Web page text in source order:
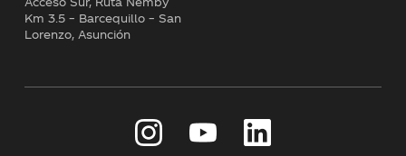
Km 3.5 – Barcequillo – San
Lorenzo, Asunción